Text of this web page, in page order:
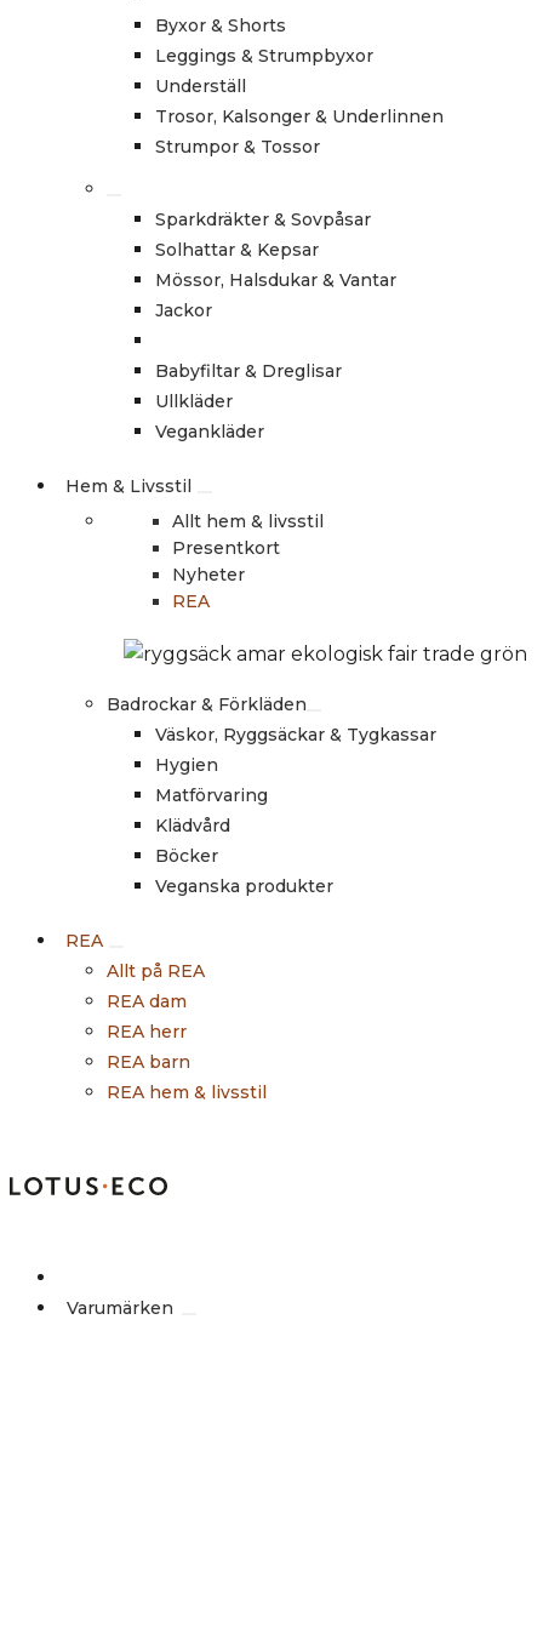
Byxor & Shorts
Leggings & Strumpbyxor
Underställ
Trosor, Kalsonger & Underlinnen
Strumpor & Tossor
Sparkdräkter & Sovpåsar
Solhattar & Kepsar
Mössor, Halsdukar & Vantar
Jackor
Babyfiltar & Dreglisar
Ullkläder
Vegankläder
Hem & Livsstil
Allt hem & livsstil
Presentkort
Nyheter
REA
Badrockar & Förkläden
Väskor, Ryggsäckar & Tygkassar
Hygien
Matförvaring
Klädvård
Böcker
Veganska produkter
REA
Allt på REA
REA dam
REA herr
REA barn
REA hem & livsstil
Varumärken